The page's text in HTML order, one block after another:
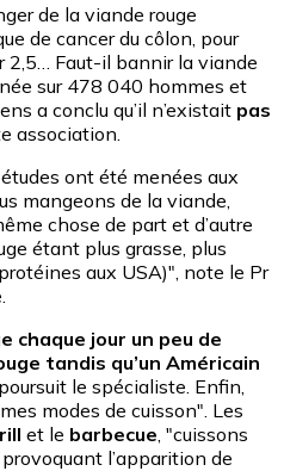
de la viande rouge
de cancer du côlon, pour
2,5… Faut-il bannir la viande
sur 478 040 hommes et
a conclu qu’il n’existait pas
association.
ont été menées aux
mangeons de la viande,
chose de part et d’autre
étant plus grasse, plus
aux USA)", note le Pr
chaque jour un peu de
tandis qu’un Américain
le spécialiste. Enfin,
modes de cuisson". Les
et le barbecue , "cuissons
l’apparition de